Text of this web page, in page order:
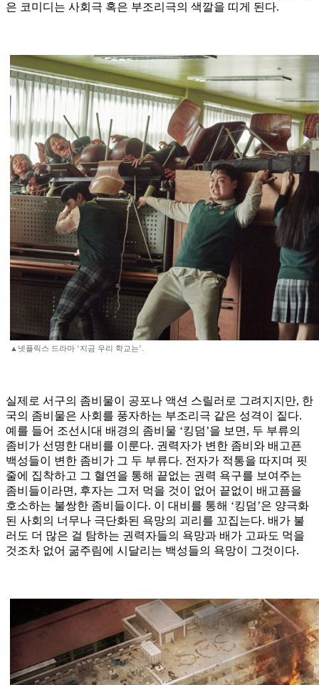
은 코미디는 사회극 혹은 부조리극의 색깔을 띠게 된다.
▲넷플릭스 드라마 ‘지금 우리 학교는’.
실제로 서구의 좀비물이 공포나 액션 스릴러로 그려지지만, 한
국의 좀비물은 사회를 풍자하는 부조리극 같은 성격이 짙다.
예를 들어 조선시대 배경의 좀비물 ‘킹덤’을 보면, 두 부류의
좀비가 선명한 대비를 이룬다. 권력자가 변한 좀비와 배고픈
백성들이 변한 좀비가 그 두 부류다. 전자가 적통을 따지며 핏
줄에 집착하고 그 혈연을 통해 끝없는 권력 욕구를 보여주는
좀비들이라면, 후자는 그저 먹을 것이 없어 끝없이 배고픔을
호소하는 불쌍한 좀비들이다. 이 대비를 통해 ‘킹덤’은 양극화
된 사회의 너무나 극단화된 욕망의 괴리를 꼬집는다. 배가 불
러도 더 많은 걸 탐하는 권력자들의 욕망과 배가 고파도 먹을
것조차 없어 굶주림에 시달리는 백성들의 욕망이 그것이다.